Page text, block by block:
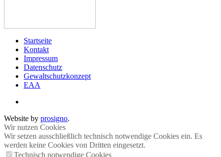
Startseite
Kontakt
Impressum
Datenschutz
Gewaltschutzkonzept
EAA
Website by prosigno.
Wir nutzen Cookies
Wir setzen ausschließlich technisch notwendige Cookies ein. Es
werden keine Cookies von Dritten eingesetzt.
Technisch notwendige Cookies